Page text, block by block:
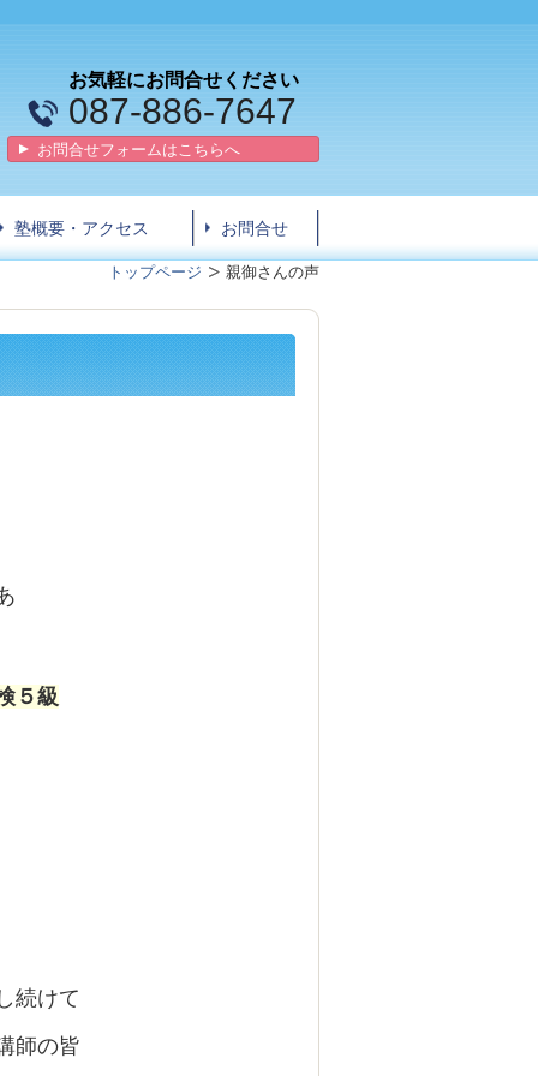
お気軽にお問合せください
087-886-7647
お問合せフォームはこちらへ
塾概要・アクセス お問合せ
トップページ 親御さんの声
５級
。
続けて
師の皆